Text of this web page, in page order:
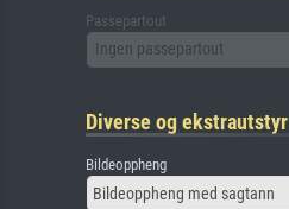
Passepartout
Ingen passepartout
Diverse og ekstrautstyr
Bildeoppheng
Bildeoppheng med sagtann